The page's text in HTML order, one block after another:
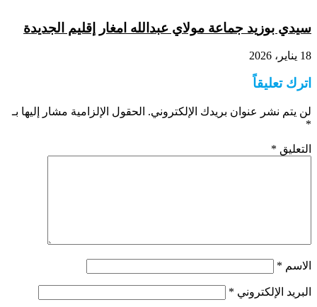
سيدي بوزيد جماعة مولاي عبدالله امغار إقليم الجديدة
18 يناير، 2026
اترك تعليقاً
لن يتم نشر عنوان بريدك الإلكتروني. الحقول الإلزامية مشار إليها بـ
*
التعليق *
الاسم *
البريد الإلكتروني *